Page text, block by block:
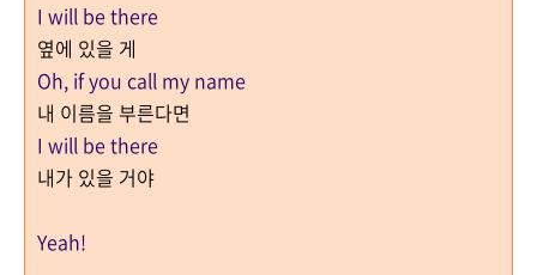
I will be there
옆에 있을 게
Oh, if you call my name
내 이름을 부른다면
I will be there
내가 있을 거야
Yeah!